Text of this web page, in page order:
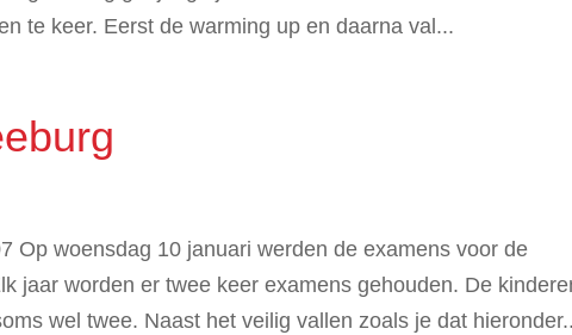
te keer. Eerst de warming up en daarna val...
Op woensdag 10 januari werden de examens voor de
jaar worden er twee keer examens gehouden. De
wel twee. Naast het veilig vallen zoals je dat